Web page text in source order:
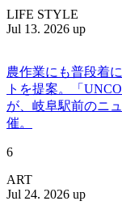
LIFE STYLE
Jul 13. 2026 up
農作業にも普段着
トを提案。「
が、岐阜駅前のニ
催。
6
ART
Jul 24. 2026 up